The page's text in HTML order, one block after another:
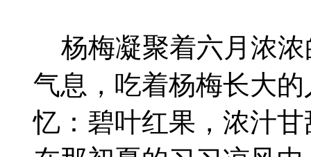
杨梅凝聚着六月浓浓
气息，吃着杨梅长大
忆：碧叶红果，浓汁